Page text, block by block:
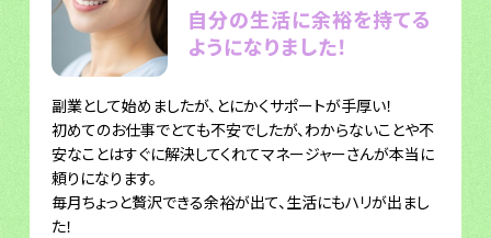
自分の生活に余裕を持てる
ようになりました！
副業として始めましたが、とにかくサポートが手厚い！
初めてのお仕事でとても不安でしたが、わからないことや不
安なことはすぐに解決してくれてマネージャーさんが本当に
頼りになります。
毎月ちょっと贅沢できる余裕が出て、生活にもハリが出まし
た！